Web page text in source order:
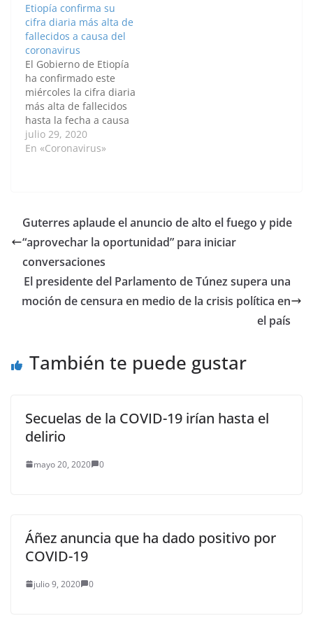
cifra de fallecidos
asciende ya a 200
desde el inicio de la
pandemia. El
Ministerio de Sanidad
ha detallado que
durante las…
Etiopía confirma su
cifra diaria más alta de
fallecidos a causa del
coronavirus
El Gobierno de Etiopía
ha confirmado este
miércoles la cifra diaria
más alta de fallecidos
hasta la fecha a causa
del coronavirus, con 16
víctimas mortales en
de Sanidad, Lia
Tadesse, ha señalado
que…
julio 29, 2020
En «Coronavirus»
Guterres aplaude el anuncio de alto el fuego y pide
“aprovechar la oportunidad” para iniciar
conversaciones
El presidente del Parlamento de Túnez supera una
moción de censura en medio de la crisis política en
el país
También te puede gustar
Secuelas de la COVID-19 irían hasta el
delirio
mayo 20, 2020 0
Áñez anuncia que ha dado positivo por
COVID-19
julio 9, 2020 0